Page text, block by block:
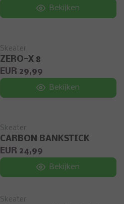
Bekijken
Skeater
ZERO-X 8
EUR 29,99
Bekijken
Skeater
CARBON BANKSTICK
EUR 24,99
Bekijken
Skeater